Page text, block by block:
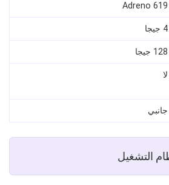
Adreno 619
4 جيجا
128 جيجا
لا
جانبي
التشغيل